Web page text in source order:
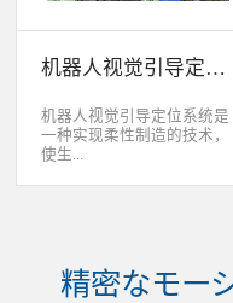
空间内目标工件的准确抓
上存在位移和角度偏差，3D
的三维特征信息，准确获取
工件的三维位置信息。该系
统可广泛应用于各类生产线
上物料搬运、装配、上架、
下架等。
机器人视觉引导定位系统
机器人视觉引导定位系统是
一种实现柔性制造的技术，
使生...
器视觉系统还能在处理或组
装产品的同时对其进行检
精密なモー